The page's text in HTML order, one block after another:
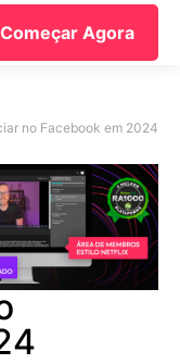
Começar Agora
no Facebook em 2024